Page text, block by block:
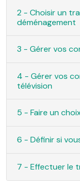
2 - Choisir un
déménagement
3 - Gérer vos
4 - Gérer vos
télévision
5 - Faire un
6 - Définir si
7 - Effectuer le